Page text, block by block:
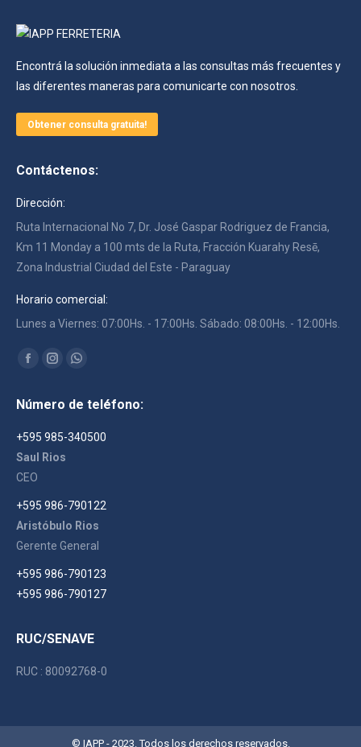
Encontrá la solución inmediata a las consultas más frecuentes y
las diferentes maneras para comunicarte con nosotros.
Obtener consulta gratuita!
Contáctenos:
Dirección:
Ruta Internacional No 7, Dr. José Gaspar Rodriguez de Francia,
Km 11 Monday a 100 mts de la Ruta, Fracción Kuarahy Resē,
Zona Industrial Ciudad del Este - Paraguay
Horario comercial:
Lunes a Viernes: 07:00Hs. - 17:00Hs. Sábado: 08:00Hs. - 12:00Hs.
Encuéntranos en:
Facebook
opens
in
new
window
Instagram
opens
in
new
Whatsapp
opens
in
Número de teléfono:
+595 985-340500
Saul Rios
CEO
+595 986-790122
Aristóbulo Rios
Gerente General
+595 986-790123
+595 986-790127
RUC/SENAVE
RUC : 80092768-0
© IAPP - 2023. Todos los derechos reservados.